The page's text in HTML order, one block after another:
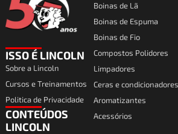
ISSO É LINCOLN
Sobre a Lincoln
Cursos e Treinamentos
Politica de Privacidade
CONTEÚDOS
LINCOLN
Boinas de Lã
Boinas de Espuma
Boinas de Fio
Compostos Polidores
Limpadores
Ceras e condicionadores
Aromatizantes
Acessórios